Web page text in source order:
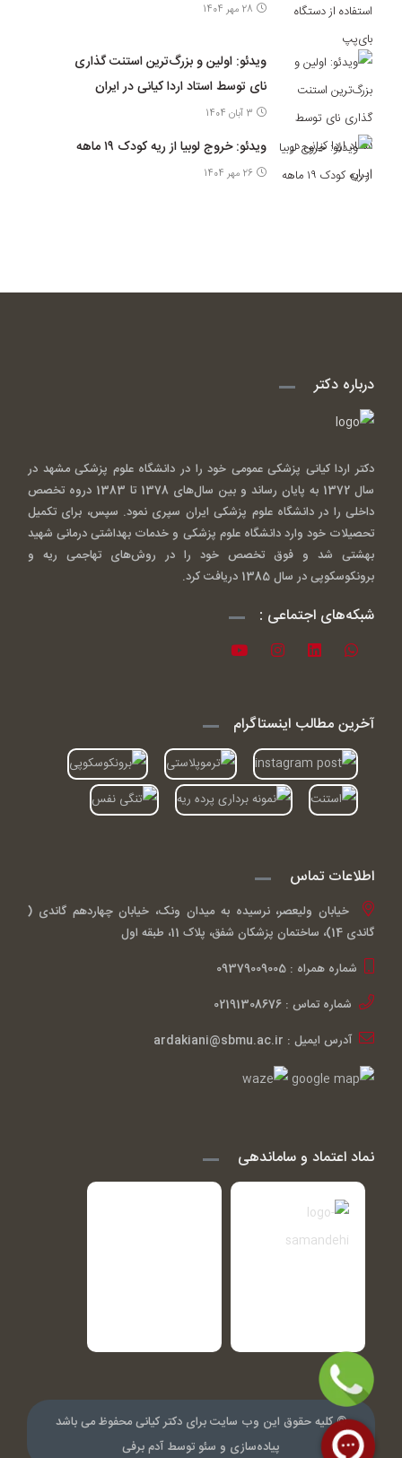
28 مهر 1404
ویدئو: اولین و بزرگ‌ترین استنت گذاری
نای توسط استاد اردا کیانی در ایران
3 آبان 1404
ویدئو: خروج لوبیا از ریه کودک ۱۹ ماهه
26 مهر 1404
درباره دکتر
دکتر اردا کیانی پزشکی عمومی خود را در دانشگاه علوم پزشکی مشهد در
سال 1372 به پایان رساند و بین سال‌های 1378 تا 1383 دروه تخصص
داخلی را در دانشگاه علوم پزشکی ایران سپری نمود. سپس، برای تکمیل
تحصیلات خود وارد دانشگاه علوم پزشکی و خدمات بهداشتی درمانی شهید
بهشتی شد و فوق تخصص خود را در روش‌های تهاجمی ریه و
برونکوسکوپی در سال 1385 دریافت کرد.
شبکه‌های اجتماعی :
آخرین مطالب اینستاگرام
اطلاعات تماس
خیابان ولیعصر، نرسیده به میدان ونک، خیابان چهاردهم گاندی (
گاندی 14)، ساختمان پزشکان شفق، پلاک 11، طبقه اول
شماره همراه : 09379009005
شماره تماس : 02191308676
آدرس ایمیل : ardakiani@sbmu.ac.ir
نماد اعتماد و ساماندهی
© کلیه حقوق این وب سایت برای دکتر کیانی محفوظ می باشد
پیاده‌سازی و سئو توسط آدم برفی